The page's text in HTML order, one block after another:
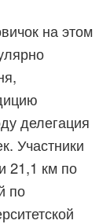
на этом
делегация
Участники
21,1 км по
по